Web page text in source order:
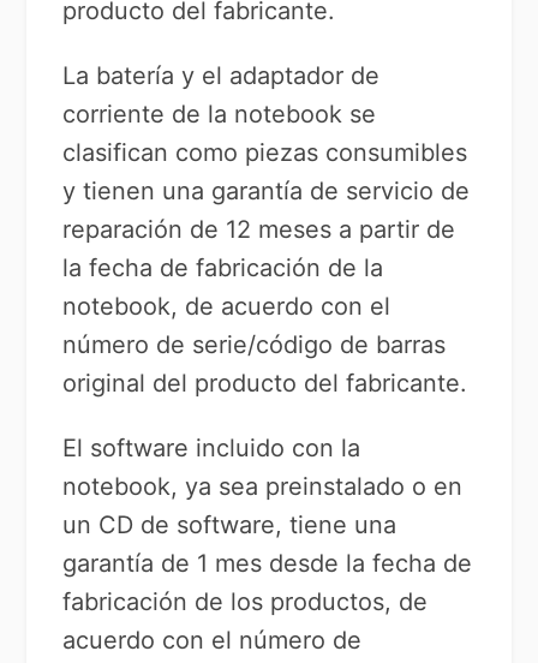
producto del fabricante.
La batería y el adaptador de
corriente de la notebook se
clasifican como piezas consumibles
y tienen una garantía de servicio de
reparación de 12 meses a partir de
la fecha de fabricación de la
notebook, de acuerdo con el
número de serie/código de barras
original del producto del fabricante.
El software incluido con la
notebook, ya sea preinstalado o en
un CD de software, tiene una
garantía de 1 mes desde la fecha de
fabricación de los productos, de
acuerdo con el número de